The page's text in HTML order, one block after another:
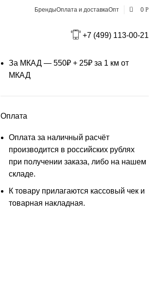
БрендыОплата и доставкаОпт 0 0 Р
+7 (499) 113-00-21
За МКАД — 550₽ + 25₽ за 1 км от
МКАД
Оплата
Оплата за наличный расчёт
производится в российских рублях
при получении заказа, либо на нашем
складе.
К товару прилагаются кассовый чек и
товарная накладная.